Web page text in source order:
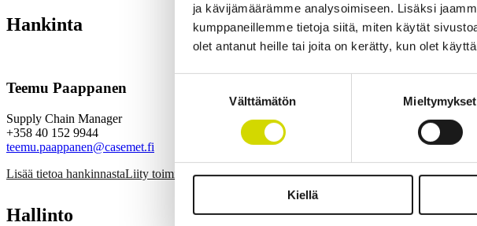
ja kävijämäärämme analysoimiseen. Lisäksi
kumppaneillemme tietoja siitä, miten käytät
olet antanut heille tai joita on kerätty, kun olet
Välttämätön Mieltymykset
Kiellä
Hankinta
Teemu Paappanen
Supply Chain Manager
+358 40 152 9944
teemu.paappanen@casemet.fi
Lisää tietoa hankinnastaLiity toimittajaverkostoomme
Hallinto